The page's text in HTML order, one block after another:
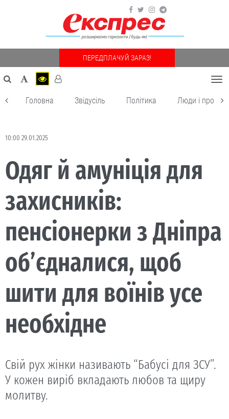
ПЕРЕДПЛАЧУЙ ЗАРАЗ!
Головна Звідусіль Політика Люди і
10:00 29.01.2025
Одяг й амуніція для
захисників:
пенсіонерки з Дніпра
об’єдналися, щоб
шити для воїнів усе
необхідне
Свій рух жінки називають “Бабусі для ЗСУ”.
У кожен виріб вкладають любов та щиру
молитву.